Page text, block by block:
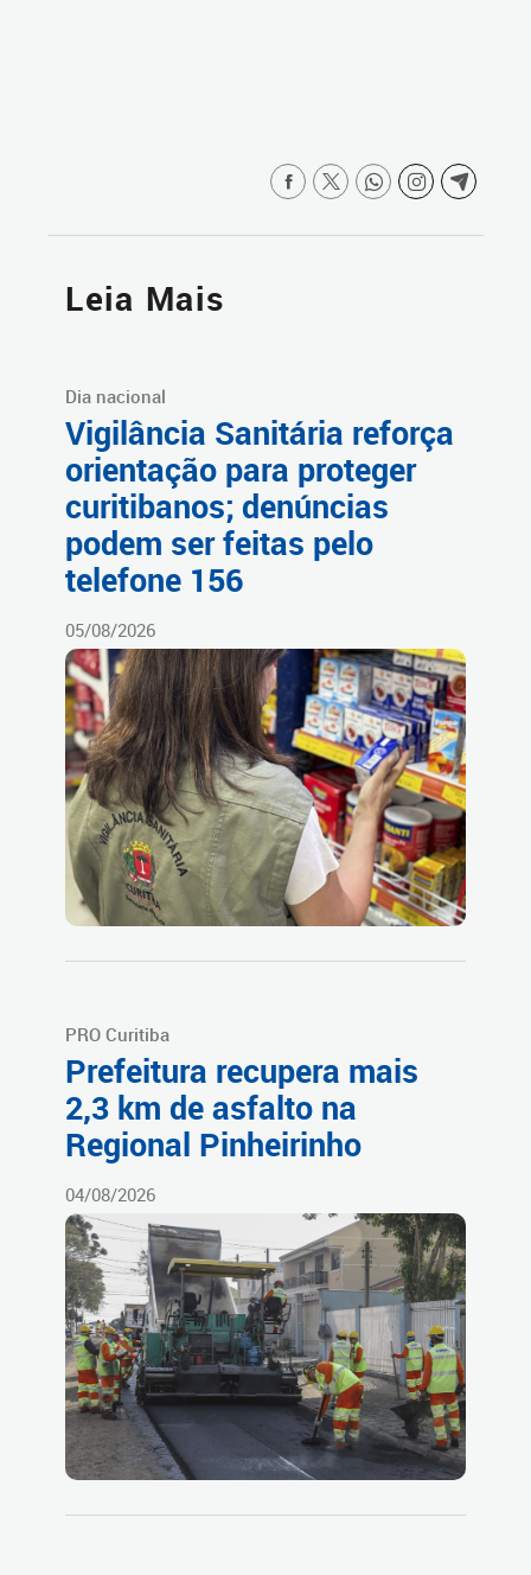
Leia Mais
Dia nacional
Vigilância Sanitária reforça
orientação para proteger
curitibanos; denúncias
podem ser feitas pelo
telefone 156
05/08/2026
PRO Curitiba
Prefeitura recupera mais
2,3 km de asfalto na
Regional Pinheirinho
04/08/2026